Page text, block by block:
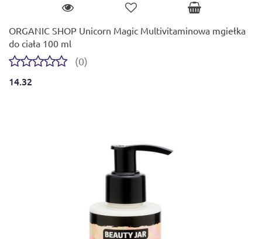
ORGANIC SHOP Unicorn Magic Multivitaminowa mgiełka
do ciała 100 ml
(0)
14.32